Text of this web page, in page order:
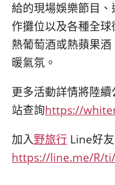
給的現場娛樂節目
作攤位以及各種全球
熱葡萄酒或熱蘋果
暖氣氛。
更多活動詳情將陸
站查詢https://
加入野旅行 Line好
https://line.me/R/